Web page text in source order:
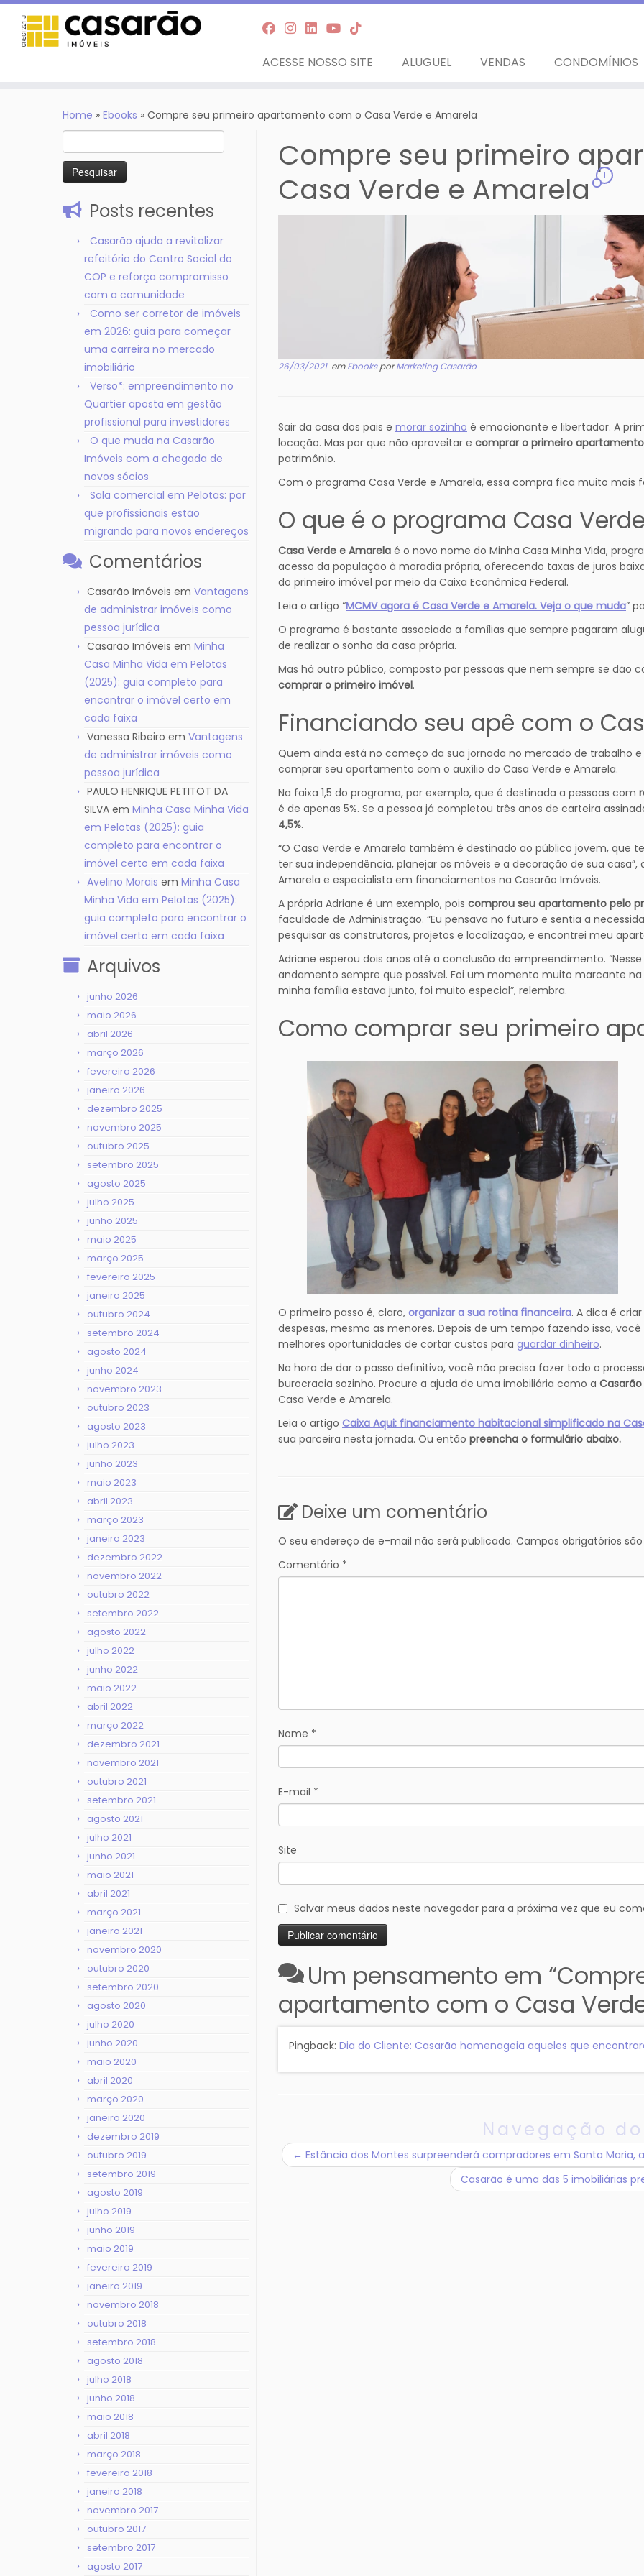
ACESSE NOSSO SITE ALUGUEL VENDAS CONDOMÍNIOS
Home » Ebooks » Compre seu primeiro apartamento com o Casa Verde e Amarela
por:
Posts recentes
Casarão ajuda a revitalizar
refeitório do Centro Social do
COP e reforça compromisso
com a comunidade
Como ser corretor de imóveis
em 2026: guia para começar
uma carreira no mercado
imobiliário
Verso*: empreendimento no
Quartier aposta em gestão
profissional para investidores
O que muda na Casarão
Imóveis com a chegada de
novos sócios
Sala comercial em Pelotas: por
que profissionais estão
migrando para novos endereços
Comentários
Casarão Imóveis em Vantagens
de administrar imóveis como
pessoa jurídica
Casarão Imóveis em Minha
Casa Minha Vida em Pelotas
(2025): guia completo para
encontrar o imóvel certo em
cada faixa
Vanessa Ribeiro em Vantagens
de administrar imóveis como
pessoa jurídica
PAULO HENRIQUE PETITOT DA
SILVA em Minha Casa Minha Vida
em Pelotas (2025): guia
completo para encontrar o
imóvel certo em cada faixa
Avelino Morais em Minha Casa
Minha Vida em Pelotas (2025):
guia completo para encontrar o
imóvel certo em cada faixa
Arquivos
junho 2026
maio 2026
abril 2026
março 2026
fevereiro 2026
janeiro 2026
dezembro 2025
novembro 2025
outubro 2025
setembro 2025
agosto 2025
julho 2025
junho 2025
maio 2025
março 2025
fevereiro 2025
janeiro 2025
outubro 2024
setembro 2024
agosto 2024
junho 2024
novembro 2023
outubro 2023
agosto 2023
julho 2023
junho 2023
maio 2023
abril 2023
março 2023
janeiro 2023
dezembro 2022
novembro 2022
outubro 2022
setembro 2022
agosto 2022
julho 2022
junho 2022
maio 2022
abril 2022
março 2022
dezembro 2021
novembro 2021
outubro 2021
setembro 2021
agosto 2021
julho 2021
junho 2021
maio 2021
abril 2021
março 2021
janeiro 2021
novembro 2020
outubro 2020
setembro 2020
agosto 2020
julho 2020
junho 2020
maio 2020
abril 2020
março 2020
janeiro 2020
dezembro 2019
outubro 2019
setembro 2019
agosto 2019
julho 2019
junho 2019
maio 2019
fevereiro 2019
janeiro 2019
novembro 2018
outubro 2018
setembro 2018
agosto 2018
julho 2018
junho 2018
maio 2018
abril 2018
março 2018
fevereiro 2018
janeiro 2018
novembro 2017
outubro 2017
setembro 2017
agosto 2017
Compre seu primeiro
Casa Verde e Amarela 1
26/03/2021emEbooksporMarketing Casarão
Sair da casa dos pais e morar sozinho é emocionante e libertador. A
locação. Mas por que não aproveitar e comprar o primeiro apartamento
patrimônio.
Com o programa Casa Verde e Amarela, essa compra fica muito mais
O que é o programa Casa
Casa Verde e Amarela é o novo nome do Minha Casa Minha Vida,
acesso da população à moradia própria, oferecendo taxas de juros
do primeiro imóvel por meio da Caixa Econômica Federal.
Leia o artigo “MCMV agora é Casa Verde e Amarela. Veja o que muda”
O programa é bastante associado a famílias que sempre pagaram
de realizar o sonho da casa própria.
Mas há outro público, composto por pessoas que nem sempre se dão
comprar o primeiro imóvel.
Financiando seu apê com o
Quem ainda está no começo da sua jornada no mercado de trabalho
comprar seu apartamento com o auxílio do Casa Verde e Amarela.
Na faixa 1,5 do programa, por exemplo, que é destinada a pessoas com
é de apenas 5%. Se a pessoa já completou três anos de carteira
4,5%.
“O Casa Verde e Amarela também é destinado ao público jovem, que
ter sua independência, planejar os móveis e a decoração de sua casa”,
Amarela e especialista em financiamentos na Casarão Imóveis.
A própria Adriane é um exemplo, pois comprou seu apartamento pelo
faculdade de Administração. “Eu pensava no futuro e sentia a
pesquisar as construtoras, projetos e localização, e encontrei meu
Adriane esperou dois anos até a conclusão do empreendimento.
andamento sempre que possível. Foi um momento muito marcante na
minha família estava junto, foi muito especial”, relembra.
Como comprar seu primeiro
O primeiro passo é, claro, organizar a sua rotina financeira. A dica é
despesas, mesmo as menores. Depois de um tempo fazendo isso,
melhores oportunidades de cortar custos para guardar dinheiro.
Na hora de dar o passo definitivo, você não precisa fazer todo o
burocracia sozinho. Procure a ajuda de uma imobiliária como a
Casa Verde e Amarela.
Leia o artigo Caixa Aqui: financiamento habitacional simplificado na
sua parceira nesta jornada. Ou então preencha o formulário abaixo.
Deixe um comentário
O seu endereço de e-mail não será publicado. Campos obrigatórios
Comentário *
Nome *
E-mail *
Site
Salvar meus dados neste navegador para a próxima vez que eu
Um pensamento em “
apartamento com o Casa
Pingback: Dia do Cliente: Casarão homenageia aqueles que
Navegação
← Estância dos Montes surpreenderá compradores em Santa Maria,
Casarão é uma das 5 imobiliárias